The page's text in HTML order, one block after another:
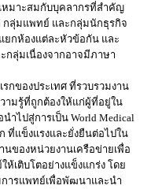
หมาะสมกับบุคลากรที่สำคัญ
กลุ่มแพทย์ และกลุ่มนักธุรกิจ
ยกห้องแต่ละหัวข้อกัน และ
กลุ่มเนื่องจากอาจมีภาษา
กของประเทศ ที่รวบรวมงาน
ามรู้ที่ถูกต้องให้แก่ผู้ที่อยู่ใน
ำไปสู่การเป็น World Medical
ก ที่แข็งแรงและยั่งยืนต่อไปใน
ของหน่วยงานเครือข่ายเพื่อ
เติบโตอย่างแข็งแกร่ง โดย
ารแพทย์เพื่อพัฒนาและนำ